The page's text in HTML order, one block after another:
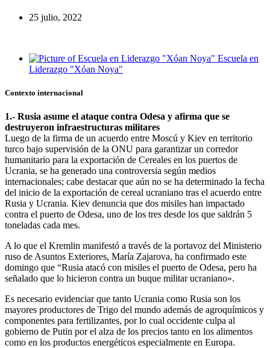
25 julio, 2022
Escuela en
Liderazgo "Xóan Noya"
Contexto internacional
1.- Rusia asume el ataque contra Odesa y afirma que se
destruyeron infraestructuras militares
Luego de la firma de un acuerdo entre Moscú y Kiev en territorio
turco bajo supervisión de la ONU para garantizar un corredor
humanitario para la exportación de Cereales en los puertos de
Ucrania, se ha generado una controversia según medios
internacionales; cabe destacar que aún no se ha determinado la fecha
del inicio de la exportación de cereal ucraniano tras el acuerdo entre
Rusia y Ucrania. Kiev denuncia que dos misiles han impactado
contra el puerto de Odesa, uno de los tres desde los que saldrán 5
toneladas cada mes.
A lo que el Kremlin manifestó a través de la portavoz del Ministerio
ruso de Asuntos Exteriores, María Zajarova, ha confirmado este
domingo que “Rusia atacó con misiles el puerto de Odesa, pero ha
señalado que lo hicieron contra un buque militar ucraniano».
Es necesario evidenciar que tanto Ucrania como Rusia son los
mayores productores de Trigo del mundo además de agroquímicos y
componentes para fertilizantes, por lo cual occidente culpa al
gobierno de Putin por el alza de los precios tanto en los alimentos
como en los productos energéticos especialmente en Europa.